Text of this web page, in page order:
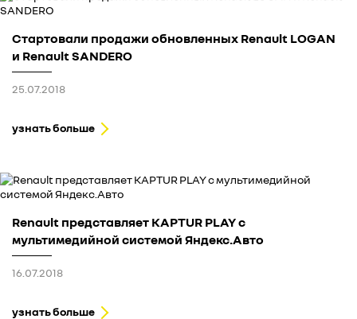
Стартовали продажи обновленных Renault LOGAN
и Renault SANDERO
25.07.2018
узнать больше
Renault представляет KAPTUR PLAY с
мультимедийной системой Яндекс.Авто
16.07.2018
узнать больше